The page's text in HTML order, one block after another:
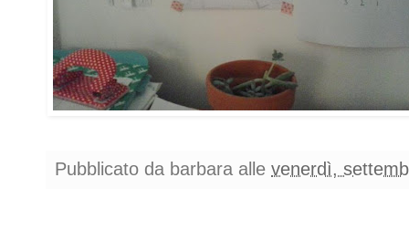
Pubblicato da barbara alle venerdì,